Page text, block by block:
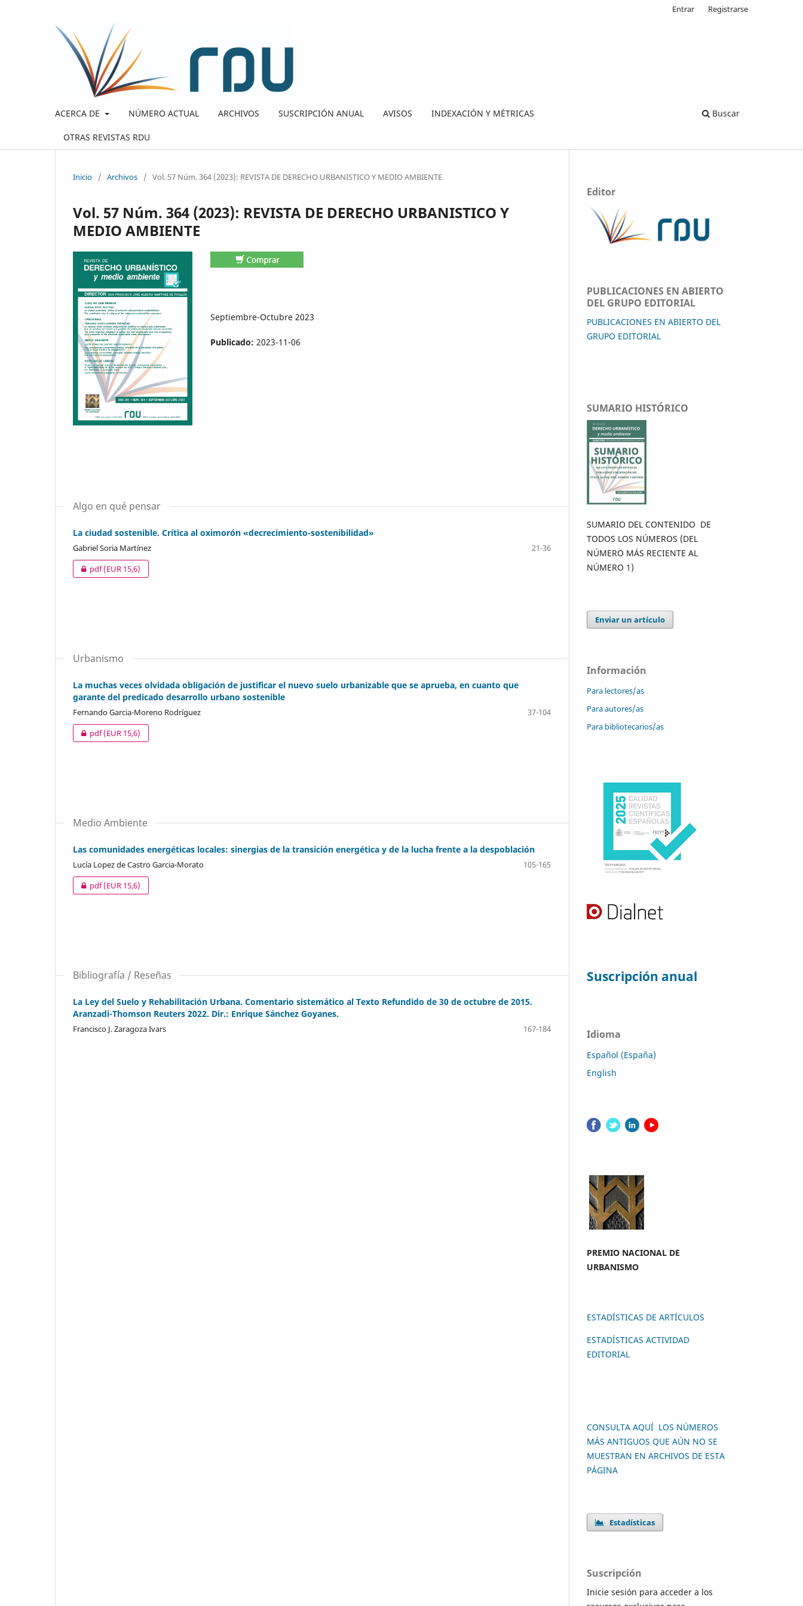
ACERCA DE NÚMERO ACTUAL ARCHIVOS SUSCRIPCIÓN ANUAL AVISOS INDEXACIÓN Y MÉTRICAS
OTRAS REVISTAS RDU
Buscar
Entrar Registrarse
Inicio / Archivos / Vol. 57 Núm. 364 (2023): REVISTA DE DERECHO URBANISTICO Y MEDIO AMBIENTE
Vol. 57 Núm. 364 (2023): REVISTA DE DERECHO URBANISTICO Y
MEDIO AMBIENTE
Septiembre-Octubre 2023
Publicado: 2023-11-06
Algo en qué pensar
La ciudad sostenible. Crítica al oximorón «decrecimiento-sostenibilidad»
Gabriel Soria Martínez
21-36
pdf(EUR 15,6)
Urbanismo
La muchas veces olvidada obligación de justificar el nuevo suelo urbanizable que se aprueba, en cuanto que
garante del predicado desarrollo urbano sostenible
Fernando Garcia-Moreno Rodríguez
37-104
pdf(EUR 15,6)
Medio Ambiente
Las comunidades energéticas locales: sinergias de la transición energética y de la lucha frente a la despoblación
Lucía Lopez de Castro Garcia-Morato
105-165
pdf(EUR 15,6)
Bibliografía / Reseñas
La Ley del Suelo y Rehabilitación Urbana. Comentario sistemático al Texto Refundido de 30 de octubre de 2015.
Aranzadi-Thomson Reuters 2022. Dir.: Enrique Sánchez Goyanes.
Francisco J. Zaragoza Ivars 167-184
Editor
PUBLICACIONES EN ABIERTO
DEL GRUPO EDITORIAL
PUBLICACIONES EN ABIERTO DEL
GRUPO EDITORIAL
SUMARIO HISTÓRICO
SUMARIO DEL CONTENIDO DE
TODOS LOS NÚMEROS (DEL
NÚMERO MÁS RECIENTE AL
NÚMERO 1)
Enviar un artículo
Información
Para lectores/as
Para autores/as
Para bibliotecarios/as
Suscripción anual
Idioma
Español (España)
English
PREMIO NACIONAL DE
URBANISMO
ESTADÍSTICAS DE ARTÍCULOS
ESTADÍSTICAS ACTIVIDAD
EDITORIAL
CONSULTA AQUÍ LOS NÚMEROS
MÁS ANTIGUOS QUE AÚN NO SE
MUESTRAN EN ARCHIVOS DE ESTA
PÁGINA
Estadísticas
Suscripción
Inicie sesión para acceder a los